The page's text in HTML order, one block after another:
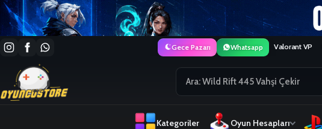
Gece Pazarı Whatsapp Valorant VP
Kategoriler Oyun Hesapları